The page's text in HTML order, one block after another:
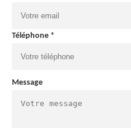
Téléphone *
Message